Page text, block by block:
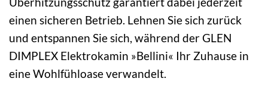
einen sicheren Betrieb. Lehnen Sie sich zurück
und entspannen Sie sich, während der GLEN
DIMPLEX Elektrokamin »Bellini« Ihr Zuhause in
eine Wohlfühloase verwandelt.